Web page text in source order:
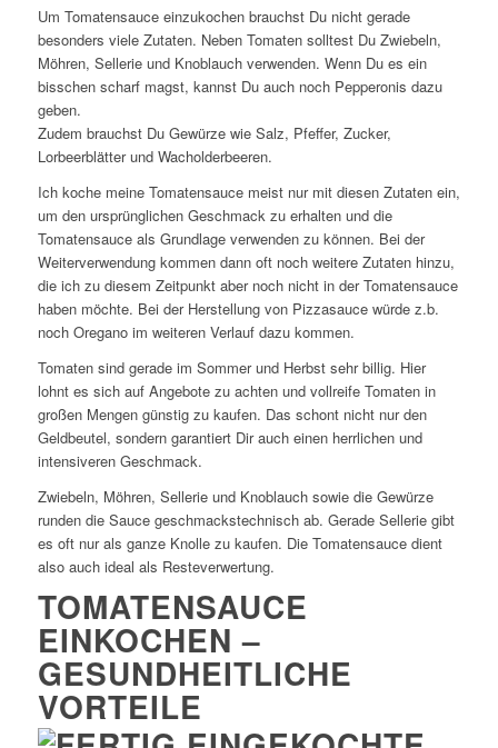
Um Tomatensauce einzukochen brauchst Du nicht gerade
besonders viele Zutaten. Neben Tomaten solltest Du Zwiebeln,
Möhren, Sellerie und Knoblauch verwenden. Wenn Du es ein
bisschen scharf magst, kannst Du auch noch Pepperonis dazu
geben.
Zudem brauchst Du Gewürze wie Salz, Pfeffer, Zucker,
Lorbeerblätter und Wacholderbeeren.
Ich koche meine Tomatensauce meist nur mit diesen Zutaten ein,
um den ursprünglichen Geschmack zu erhalten und die
Tomatensauce als Grundlage verwenden zu können. Bei der
Weiterverwendung kommen dann oft noch weitere Zutaten hinzu,
die ich zu diesem Zeitpunkt aber noch nicht in der Tomatensauce
haben möchte. Bei der Herstellung von Pizzasauce würde z.b.
noch Oregano im weiteren Verlauf dazu kommen.
Tomaten sind gerade im Sommer und Herbst sehr billig. Hier
lohnt es sich auf Angebote zu achten und vollreife Tomaten in
großen Mengen günstig zu kaufen. Das schont nicht nur den
Geldbeutel, sondern garantiert Dir auch einen herrlichen und
intensiveren Geschmack.
Zwiebeln, Möhren, Sellerie und Knoblauch sowie die Gewürze
runden die Sauce geschmackstechnisch ab. Gerade Sellerie gibt
es oft nur als ganze Knolle zu kaufen. Die Tomatensauce dient
also auch ideal als Resteverwertung.
TOMATENSAUCE
EINKOCHEN –
GESUNDHEITLICHE
VORTEILE